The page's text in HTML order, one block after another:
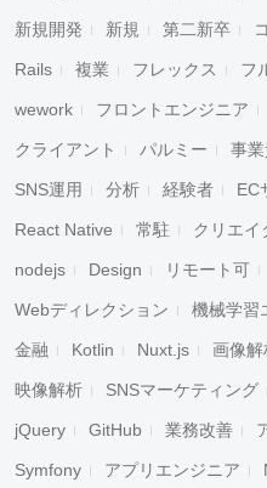
新規開発 新規 第二新卒
Rails 複業 フレックス フ
wework フロントエンジニア
クライアント パルミー 事
SNS運用 分析 経験者 EC
React Native 常駐 クリエイ
nodejs Design リモート可
Webディレクション 機械学習
金融 Kotlin Nuxt.js 画像解
映像解析 SNSマーケティング
jQuery GitHub 業務改善
Symfony アプリエンジニア